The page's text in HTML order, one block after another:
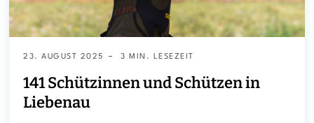
23. AUGUST 2025 3 MIN. LESEZEIT
141 Schützinnen und Schützen in
Liebenau